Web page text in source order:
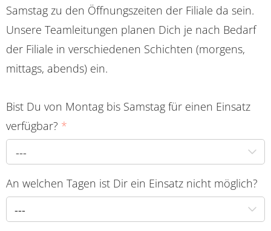
Samstag zu den Öffnungszeiten der Filiale da sein.
Unsere Teamleitungen planen Dich je nach Bedarf
der Filiale in verschiedenen Schichten (morgens,
mittags, abends) ein.
Bist Du von Montag bis Samstag für einen Einsatz
verfügbar? *
---
An welchen Tagen ist Dir ein Einsatz nicht möglich?
---